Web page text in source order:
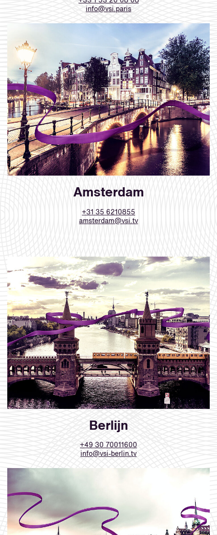
info@vsi.paris
Amsterdam
+31 35 6210855
amsterdam@vsi.tv
Berlijn
+49 30 70011600
info@vsi-berlin.tv